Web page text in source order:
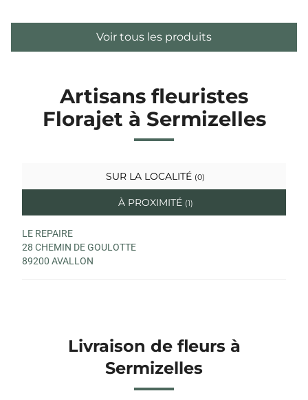
Voir tous les produits
Artisans fleuristes
Florajet à Sermizelles
SUR LA LOCALITÉ (0)
À PROXIMITÉ (1)
LE REPAIRE
28 CHEMIN DE GOULOTTE
89200 AVALLON
Livraison de fleurs à
Sermizelles